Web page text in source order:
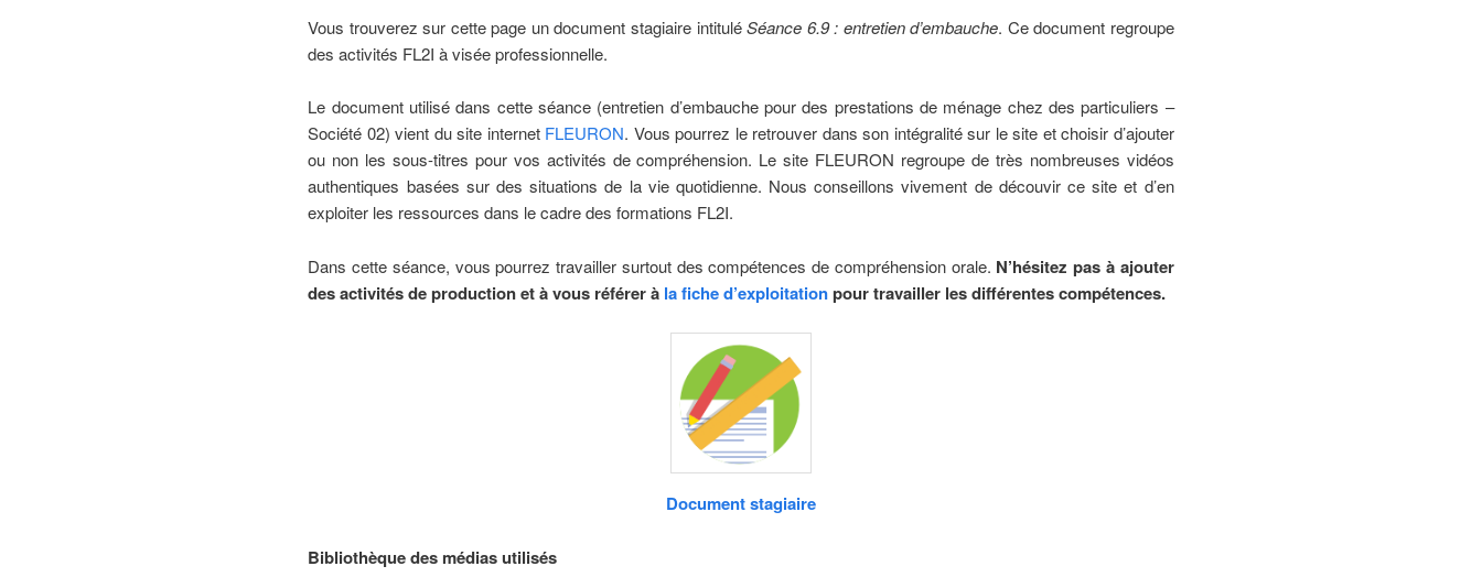
Vous trouverez sur cette page un document stagiaire intituléSéance 6.9 : entretien d’embauche. Ce document regroupe
des activités FL2I à visée professionnelle.
Le document utilisé dans cette séance (entretien d’embauche pour des prestations de ménage chez des particuliers –
Société 02) vient du site internet FLEURON. Vous pourrez le retrouver dans son intégralité sur le site et choisir d’ajouter
ou non les sous-titres pour vos activités de compréhension. Le site FLEURON regroupe de très nombreuses vidéos
authentiques basées sur des situations de la vie quotidienne. Nous conseillons vivement de découvir ce site et d’en
exploiter les ressources dans le cadre des formations FL2I.
Dans cette séance, vous pourrez travailler surtout des compétences de compréhension orale. N’hésitez pas à ajouter
des activités de production et à vous référer à la fiche d’exploitationpour travailler les différentes compétences.
Document stagiaire
Bibliothèque des médias utilisés